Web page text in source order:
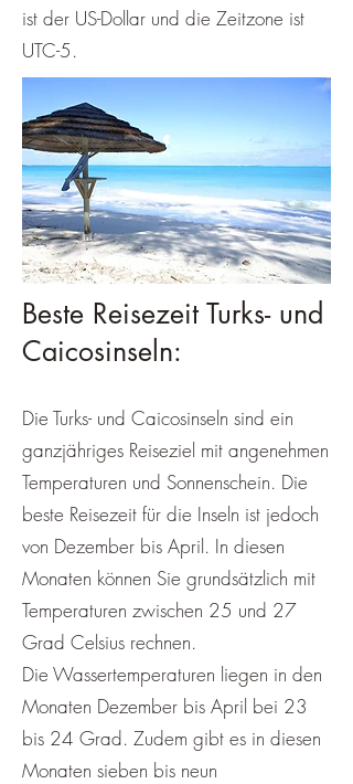
ist der US-Dollar und die Zeitzone ist
UTC-5.
Beste Reisezeit Turks- und
Caicosinseln:
Die Turks- und Caicosinseln sind ein
ganzjähriges Reiseziel mit angenehmen
Temperaturen und Sonnenschein. Die
beste Reisezeit für die Inseln ist jedoch
von Dezember bis April. In diesen
Monaten können Sie grundsätzlich mit
Temperaturen zwischen 25 und 27
Grad Celsius rechnen.
Die Wassertemperaturen liegen in den
Monaten Dezember bis April bei 23
bis 24 Grad. Zudem gibt es in diesen
Monaten sieben bis neun